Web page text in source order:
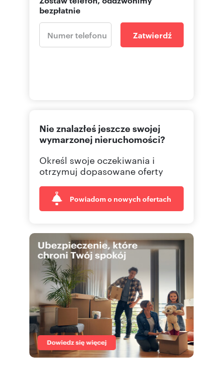
bezpłatnie
Zatwierdź
Nie znalazłeś jeszcze swojej
wymarzonej nieruchomości?
Określ swoje oczekiwania i
otrzymuj dopasowane oferty
Powiadom o nowych ofertach